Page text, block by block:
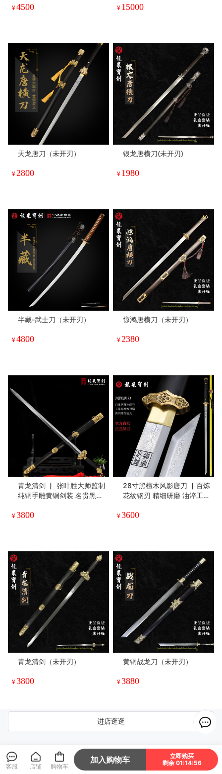
¥4500 ¥ 15000
天龙唐刀（未开刃）
¥2800
银龙唐横刀(未开刃)
¥ 1980
半藏-武士刀（未开刃）
¥4800
惊鸿唐横刀（未开刃）
¥2380
青龙清剑 ▏ 张叶胜大师监制
纯铜手雕黄铜剑装 名贵黑檀
刃）
¥3800
28寸黑檀木风影唐刀 ▏百炼
花纹钢刃 精细研磨 油淬工艺
开刃）
¥3600
青龙清剑（未开刃）
¥3800
黄铜战龙刀（未开刃）
¥3880
进店逛逛
客服 店铺 购物车
加入购物车
立即购买
剩余 01:14:54
店铺主页 个人中心 关注我们 线下门店 店铺信息